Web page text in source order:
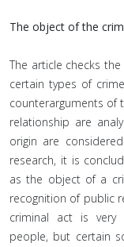
The object of the
The article checks
certain types of
counterarguments of
relationship are
origin are
research, it is
as the object of a
recognition of public
criminal act is very
people, but certain